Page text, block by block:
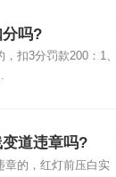
吗?
扣3分罚款200：1、
道违章吗?
章的，红灯前压白实